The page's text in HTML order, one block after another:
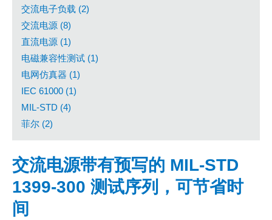
交流电源带有预写的 MIL-STD
1399-300 测试序列，可节省时
间
交流电子负载 (2)
交流电源 (8)
直流电源 (1)
电磁兼容性测试 (1)
电网仿真器 (1)
IEC 61000 (1)
MIL-STD (4)
菲尔 (2)